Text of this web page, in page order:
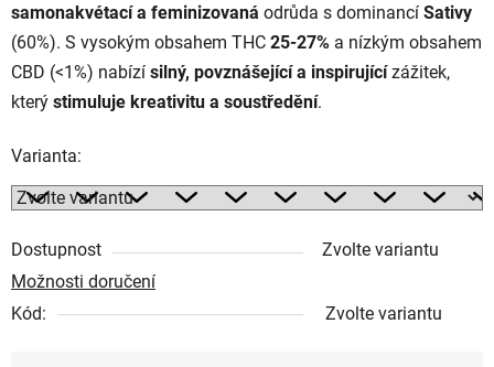
samonakvétací a feminizovaná odrůda s dominancí Sativy
(60%). S vysokým obsahem THC 25-27% a nízkým obsahem
CBD (<1%) nabízí silný, povznášející a inspirujícízážitek,
který stimuluje kreativitu a soustředění.
Varianta:
Dostupnost
Zvolte variantu
Možnosti doručení
Kód:
Zvolte variantu